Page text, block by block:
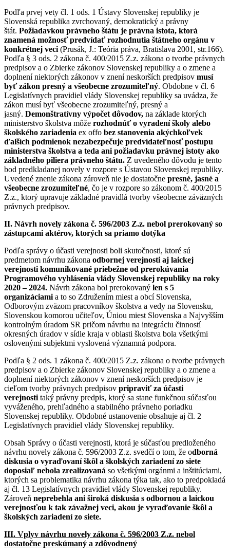
Podľa prvej vety čl. 1 ods. 1 Ústavy Slovenskej republiky je
Slovenská republika zvrchovaný, demokratický a právny
štát. Požiadavkou právneho štátu je právna istota, ktorá
znamená možnosť predvídať rozhodnutia štátneho orgánu v
konkrétnej veci (Prusák, J.: Teória práva, Bratislava 2001, str.166).
Podľa § 3 ods. 2 zákona č. 400/2015 Z.z. zákona o tvorbe právnych
predpisov a o Zbierke zákonov Slovenskej republiky a o zmene a
doplnení niektorých zákonov v znení neskorších predpisov musí
byť zákon presný a všeobecne zrozumiteľný. Obdobne v čl. 6
Legislatívnych pravidiel vlády Slovenskej republiky sa uvádza, že
zákon musí byť všeobecne zrozumiteľný, presný a
jasný. Demonštratívny výpočet dôvodov, na základe ktorých
ministerstvo školstva môže rozhodnúť o vyradení školy alebo
školského zariadenia ex offo bez stanovenia akýchkoľvek
ďalších podmienok nezabezpečuje predvídateľnosť postupu
ministerstva školstva a teda ani požiadavku právnej istoty ako
základného piliera právneho štátu. Z uvedeného dôvodu je tento
bod predkladanej novely v rozpore s Ústavou Slovenskej republiky.
Uvedené znenie zákona zároveň nie je dostatočne presné, jasné a
všeobecne zrozumiteľné, čo je v rozpore so zákonom č. 400/2015
Z.z., ktorý upravuje základné pravidlá tvorby všeobecne záväzných
právnych predpisov.
II. Návrh novely zákona č. 596/2003 Z.z. nebol prerokovaný so
zástupcami aktérov, ktorých sa priamo dotýka
Podľa správy o účasti verejnosti boli skutočnosti, ktoré sú
predmetom návrhu zákona odbornej verejnosti aj laickej
verejnosti komunikované priebežne od prerokúvania
Programového vyhlásenia vlády Slovenskej republiky na roky
2020 – 2024. Návrh zákona bol prerokovaný len s 5
organizáciami a to so Združením miest a obcí Slovenska,
Odborovým zväzom pracovníkov školstva a vedy na Slovensku,
Slovenskou komorou učiteľov, Úniou miest Slovenska a Najvyšším
kontrolným úradom SR pričom návrhu na integráciu činností
okresných úradov v sídle kraja v oblasti školstva bola všetkými
oslovenými subjektmi vyslovená významná podpora.
Podľa § 2 ods. 1 zákona č. 400/2015 Z.z. zákona o tvorbe právnych
predpisov a o Zbierke zákonov Slovenskej republiky a o zmene a
doplnení niektorých zákonov v znení neskorších predpisov je
cieľom tvorby právnych predpisov pripraviť za účasti
verejnosti taký právny predpis, ktorý sa stane funkčnou súčasťou
vyváženého, prehľadného a stabilného právneho poriadku
Slovenskej republiky. Obdobné ustanovenie obsahuje aj čl. 2
Legislatívnych pravidiel vlády Slovenskej republiky.
Obsah Správy o účasti verejnosti, ktorá je súčasťou predloženého
návrhu novely zákona č. 596/2003 Z.z. svedčí o tom, že odborná
diskusia o vyraďovaní škôl a školských zariadení zo siete
doposiaľ nebola zrealizovaná so všetkými orgánmi a inštitúciami,
ktorých sa problematika návrhu zákona týka tak, ako to predpokladá
aj čl. 13 Legislatívnych pravidiel vlády Slovenskej republiky.
Zároveň neprebehla ani široká diskusia s odbornou a laickou
verejnosťou k tak závažnej veci, akou je vyraďovanie škôl a
školských zariadení zo siete.
III. Vplyv návrhu novely zákona č. 596/2003 Z.z. nebol
dostatočne preskúmaný a zdôvodnený